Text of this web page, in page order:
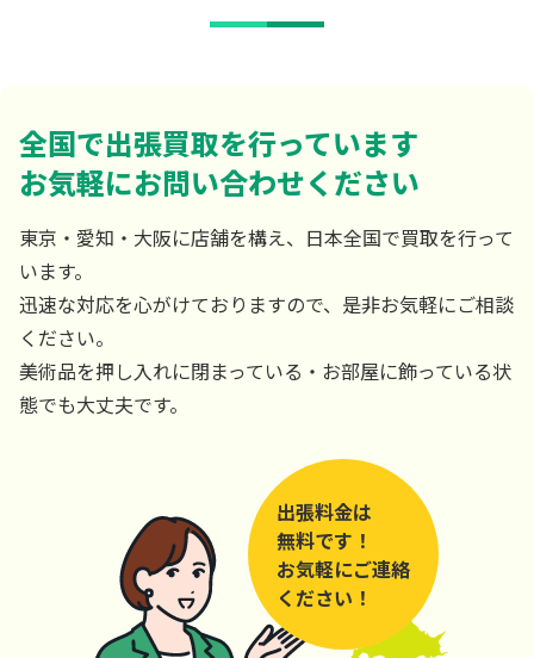
全国で出張買取を行っています
お気軽にお問い合わせください
東京・愛知・大阪に店舗を構え、日本全国で買取を行って
います。
迅速な対応を心がけておりますので、是非お気軽にご相談
ください。
美術品を押し入れに閉まっている・お部屋に飾っている状
態でも大丈夫です。
出張料金は
無料です！
お気軽にご連絡
ください！